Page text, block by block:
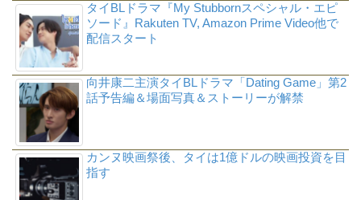
タイBLドラマ『My Stubbornスペシャル・エピ
ソード』Rakuten TV, Amazon Prime Video他で
配信スタート
向井康二主演タイBLドラマ「Dating Game」第2
話予告編＆場面写真＆ストーリーが解禁
カンヌ映画祭後、タイは1億ドルの映画投資を目
指す